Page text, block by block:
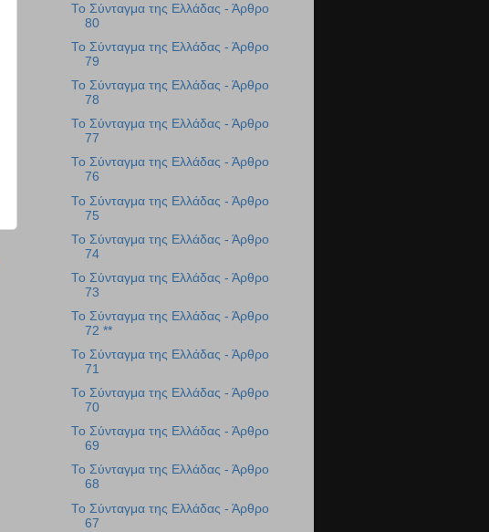
Το Σύνταγμα της Ελλάδας - Άρθρο
80
Το Σύνταγμα της Ελλάδας - Άρθρο
79
Το Σύνταγμα της Ελλάδας - Άρθρο
78
Το Σύνταγμα της Ελλάδας - Άρθρο
77
Το Σύνταγμα της Ελλάδας - Άρθρο
76
Το Σύνταγμα της Ελλάδας - Άρθρο
75
Το Σύνταγμα της Ελλάδας - Άρθρο
74
Το Σύνταγμα της Ελλάδας - Άρθρο
73
Το Σύνταγμα της Ελλάδας - Άρθρο
72 **
Το Σύνταγμα της Ελλάδας - Άρθρο
71
Το Σύνταγμα της Ελλάδας - Άρθρο
70
Το Σύνταγμα της Ελλάδας - Άρθρο
69
Το Σύνταγμα της Ελλάδας - Άρθρο
68
Το Σύνταγμα της Ελλάδας - Άρθρο
67